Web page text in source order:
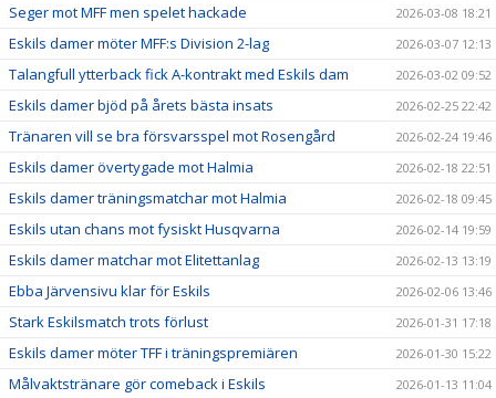
Seger mot MFF men spelet hackade 2026-03-08 18:21
Eskils damer möter MFF:s Division 2-lag 2026-03-07 12:13
Talangfull ytterback fick A-kontrakt med Eskils dam 2026-03-02 09:52
Eskils damer bjöd på årets bästa insats 2026-02-25 22:42
Tränaren vill se bra försvarsspel mot Rosengård 2026-02-24 19:46
Eskils damer övertygade mot Halmia 2026-02-18 22:51
Eskils damer träningsmatchar mot Halmia 2026-02-18 09:45
Eskils utan chans mot fysiskt Husqvarna 2026-02-14 19:59
Eskils damer matchar mot Elitettanlag 2026-02-13 13:19
Ebba Järvensivu klar för Eskils 2026-02-06 13:46
Stark Eskilsmatch trots förlust 2026-01-31 17:18
Eskils damer möter TFF i träningspremiären 2026-01-30 15:22
Målvaktstränare gör comeback i Eskils 2026-01-13 11:04